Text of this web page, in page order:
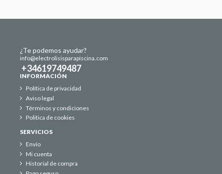
¿Te podemos ayudar?
info@electrolisisparapiscina.com
+34619749487
INFORMACIÓN
Política de privacidad
Aviso legal
Términos y condiciones
Politica de cookies
SERVICIOS
Envío
Mi cuenta
Historial de compra